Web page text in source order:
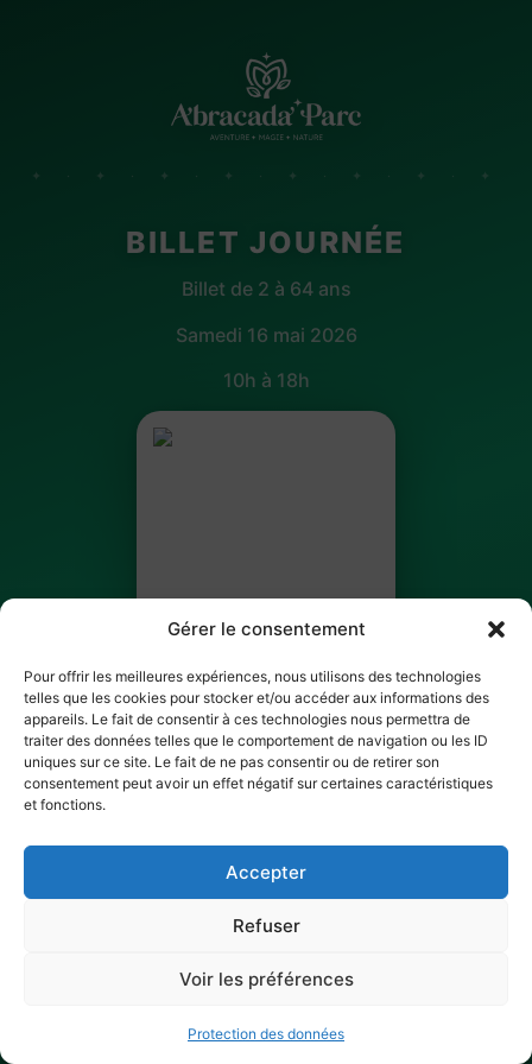
Gérer le consentement
Pour offrir les meilleures expériences, nous utilisons des technologies
telles que les cookies pour stocker et/ou accéder aux informations des
appareils. Le fait de consentir à ces technologies nous permettra de
traiter des données telles que le comportement de navigation ou les ID
uniques sur ce site. Le fait de ne pas consentir ou de retirer son
consentement peut avoir un effet négatif sur certaines caractéristiques
et fonctions.
Accepter
Refuser
Voir les préférences
Protection des données
✦ · ✦ · ✦ · ✦ · ✦ · ✦ · ✦ · ✦
BILLET JOURNÉE
Billet de 2 à 64 ans
Samedi 16 mai 2026
10h à 18h
Matthieu Denime
BILLET 3 SUR 7
Ticket non encore scanné